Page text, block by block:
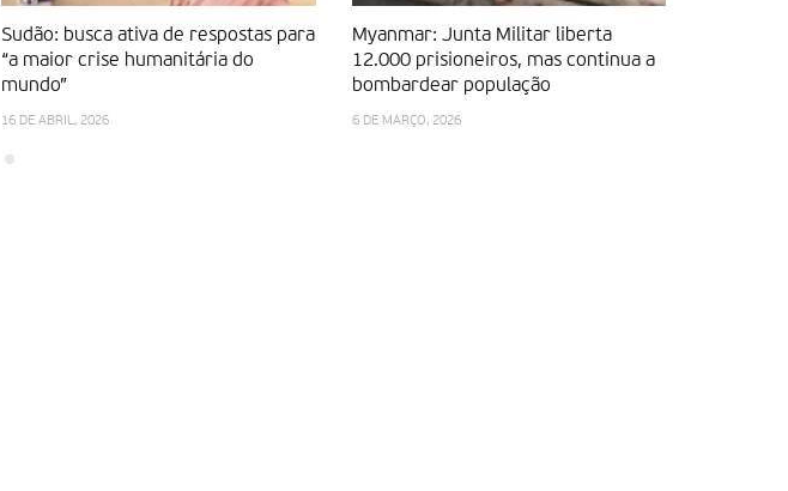
Sudão: busca ativa de respostas para
“a maior crise humanitária do
mundo”
16 DE ABRIL, 2026
Myanmar: Junta Militar liberta
12.000 prisioneiros, mas continua a
bombardear população
6 DE MARÇO, 2026